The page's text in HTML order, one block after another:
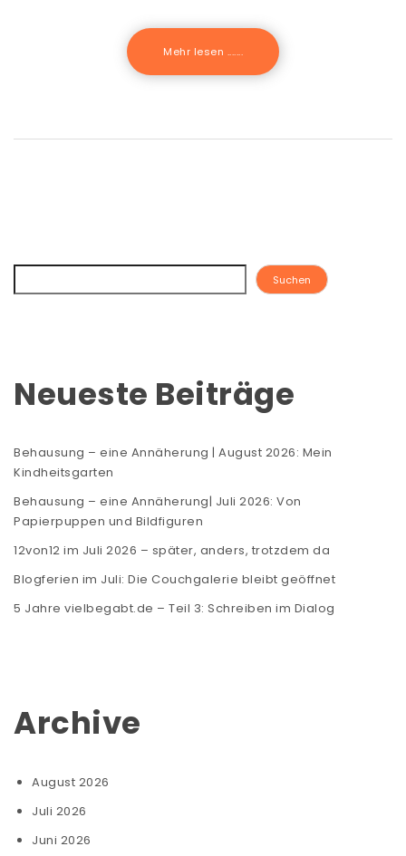
Mehr lesen .......
Suchen
Neueste Beiträge
Behausung – eine Annäherung | August 2026: Mein
Kindheitsgarten
Behausung – eine Annäherung| Juli 2026: Von
Papierpuppen und Bildfiguren
12von12 im Juli 2026 – später, anders, trotzdem da
Blogferien im Juli: Die Couchgalerie bleibt geöffnet
5 Jahre vielbegabt.de – Teil 3: Schreiben im Dialog
Archive
August 2026
Juli 2026
Juni 2026